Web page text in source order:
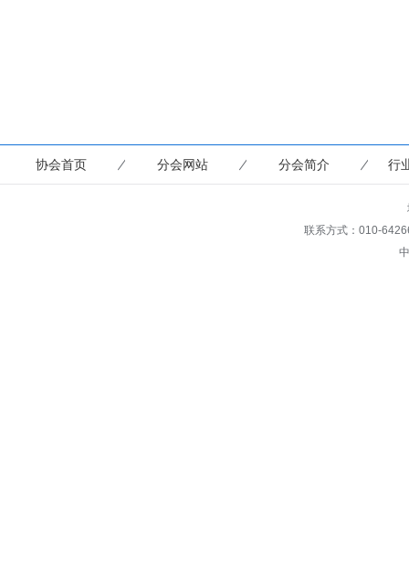
协会首页 分会网站 分会简介 行
联系方式：010-